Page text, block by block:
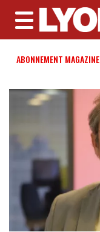
MENU
ABONNEMENT MAGAZINE